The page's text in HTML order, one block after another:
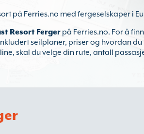
på Ferries.no med fergeselskaper i
Resort Ferger på Ferries.no. For å
seilplaner, priser og hvordan du
skal du velge din rute, antall